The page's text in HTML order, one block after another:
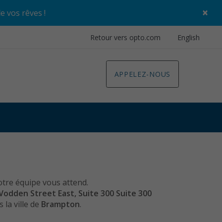
vos rêves ! ×
Retour vers opto.com English
APPELEZ-NOUS
équipe vous attend.
Street East, Suite 300 Suite 300
la ville de Brampton.